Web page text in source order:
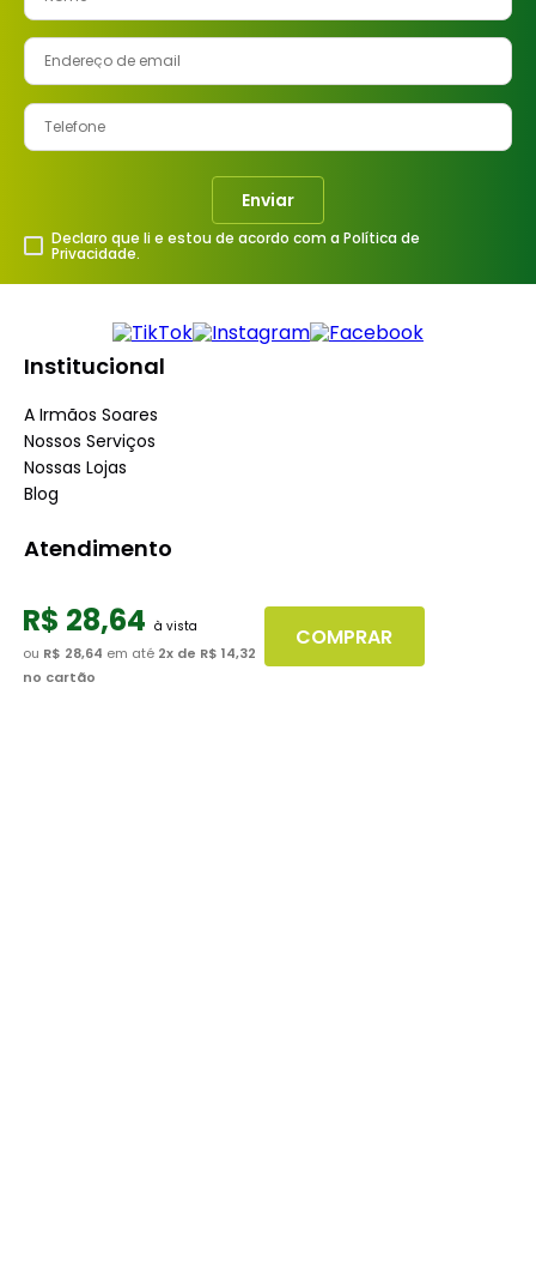
R$ 28,64
ou R$ 28,64 em até 2x de R$ 14,32
no cartão
COMPRAR
Enviar
Declaro que li e estou de acordo com a Política de
Privacidade.
Institucional
A Irmãos Soares
Nossos Serviços
Nossas Lojas
Blog
Atendimento
Fale Conosco
Minha Conta
Trabalhe conosco